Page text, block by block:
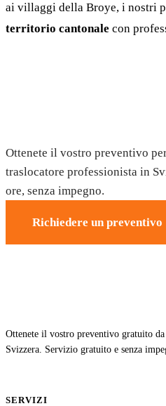
ai villaggi della Broye, i nostri
territorio cantonale con
Ottenete il vostro preventivo
traslocatore professionista in
ore, senza impegno.
Richiedere un preventivo
Ottenete il vostro preventivo gratuito
Svizzera. Servizio gratuito e senza
SERVIZI